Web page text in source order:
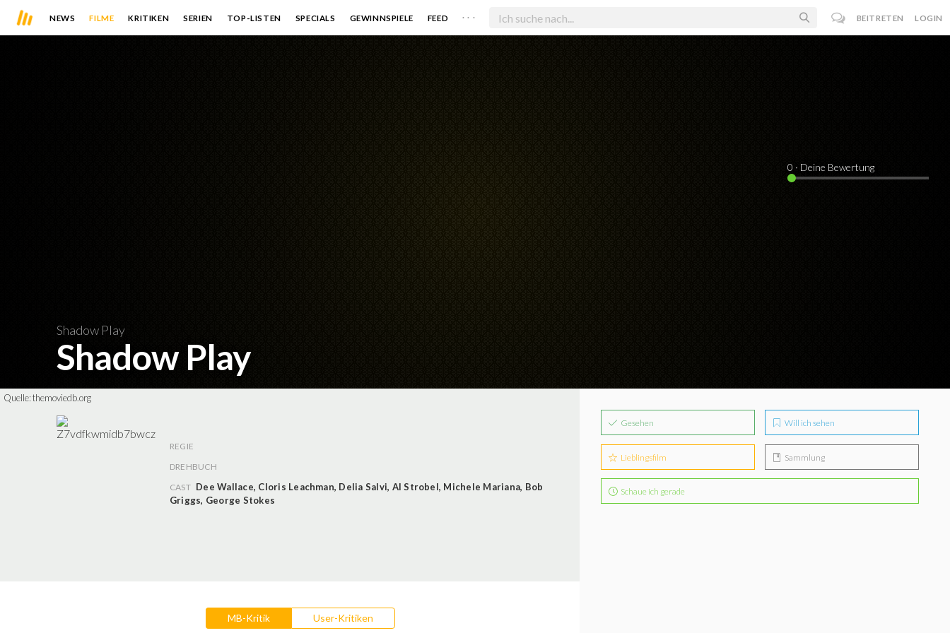
NEWS FILME KRITIKEN SERIEN TOP-LISTEN SPECIALS GEWINNSPIELE FEED . . . BEITRETEN LOGIN
Shadow Play
Shadow Play
0 · Deine Bewertung
Quelle:themoviedb.org
REGIE
DREHBUCH
CAST Dee Wallace, Cloris Leachman, Delia Salvi, Al Strobel, Michele Mariana, Bob
Griggs, George Stokes
MB-Kritik User-Kritiken
Gesehen Will ich sehen
Lieblingsfilm Sammlung
Schaue ich gerade